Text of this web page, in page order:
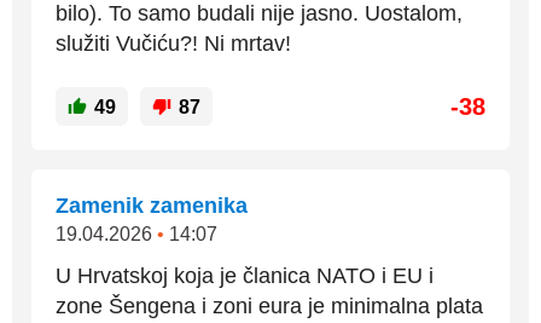
bilo). To samo budali nije jasno. Uostalom,
služiti Vučiću?! Ni mrtav!
49 87 -38
Zamenik zamenika
19.04.2026 • 14:07
U Hrvatskoj koja je članica NATO i EU i
zone Šengena i zoni eura je minimalna plata